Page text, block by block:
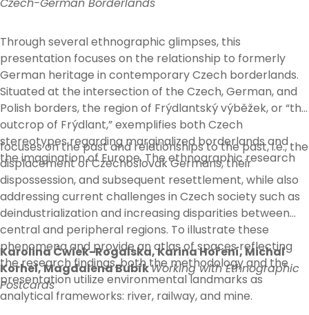
Czech-German Borderlands
Through several ethnographic glimpses, this
presentation focuses on the relationship to formerly
German heritage in contemporary Czech borderlands.
Situated at the intersection of the Czech, German, and
Polish borders, the region of Frýdlantský výběžek, or “the
outcrop of Frýdlant,” exemplifies both Czech
stereotypes regarding marginalized borderlands and
the imagination of Europe. The ethnographic research
focuses on the past and relationships to the past, i.e., the
displacement of Czechoslovak Germans, their
dispossession, and subsequent resettlement, while also
addressing current challenges in Czech society such as
deindustrialization and increasing disparities between
central and peripheral regions. To illustrate these
phenomena and provide an atlas of spaces reflecting
the research findings, both the methodology and the
presentation utilize environmental landmarks as
analytical frameworks: river, railway, and mine.
Karolina Ćwiek-Rogalska, Karina Hoření, Michal
Korhel, Magdalena BubíkWorking with Ethnographic
Postcards